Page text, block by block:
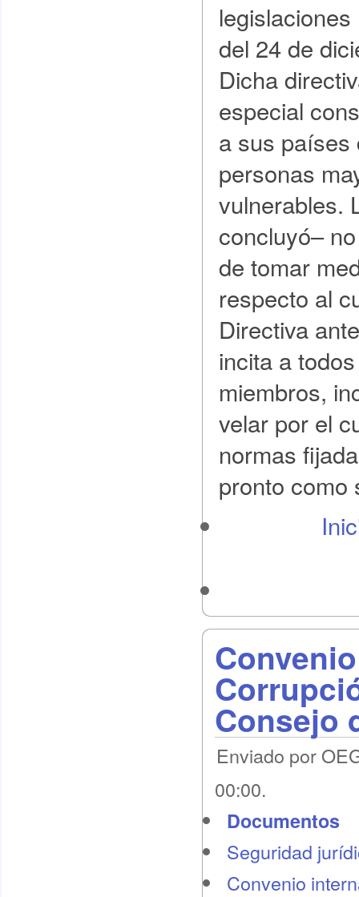
del 24 de
Dicha
especial
a sus países
personas
vulnerables.
concluyó–
de tomar
respecto al
Directiva
incita a
miembros,
velar por el
normas
pronto como
Consejo
Enviado por
00:00.
Documentos
Seguridad
Convenio